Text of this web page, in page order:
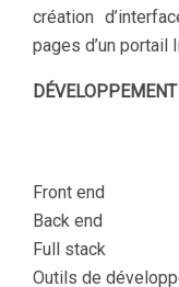
création
pages d’un portail
Front end
Back end
Full stack
Outils de